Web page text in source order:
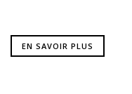
EN SAVOIR PLUS